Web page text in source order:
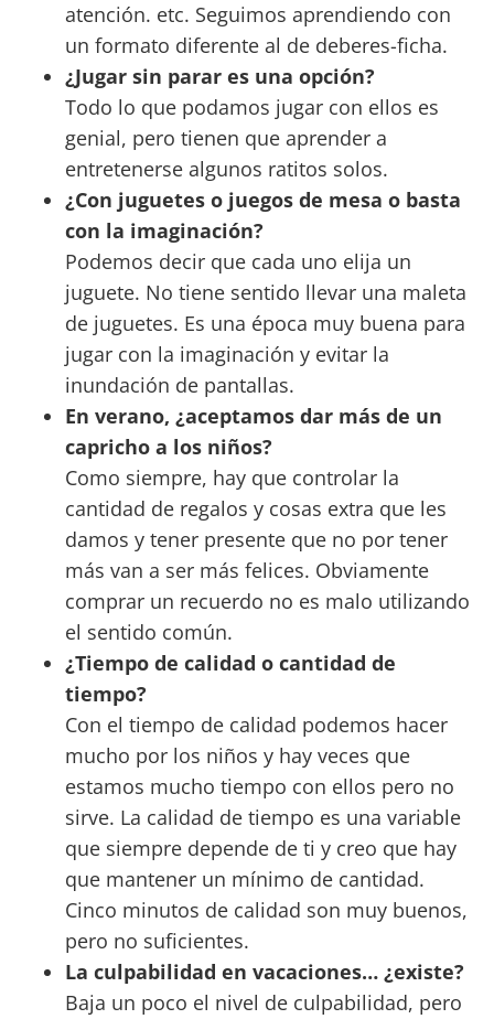
atención. etc. Seguimos aprendiendo con
un formato diferente al de deberes-ficha.
¿Jugar sin parar es una opción?
Todo lo que podamos jugar con ellos es
genial, pero tienen que aprender a
entretenerse algunos ratitos solos.
¿Con juguetes o juegos de mesa o basta
con la imaginación?
Podemos decir que cada uno elija un
juguete. No tiene sentido llevar una maleta
de juguetes. Es una época muy buena para
jugar con la imaginación y evitar la
inundación de pantallas.
En verano, ¿aceptamos dar más de un
capricho a los niños?
Como siempre, hay que controlar la
cantidad de regalos y cosas extra que les
damos y tener presente que no por tener
más van a ser más felices. Obviamente
comprar un recuerdo no es malo utilizando
el sentido común.
¿Tiempo de calidad o cantidad de
tiempo?
Con el tiempo de calidad podemos hacer
mucho por los niños y hay veces que
estamos mucho tiempo con ellos pero no
sirve. La calidad de tiempo es una variable
que siempre depende de ti y creo que hay
que mantener un mínimo de cantidad.
Cinco minutos de calidad son muy buenos,
pero no suficientes.
La culpabilidad en vacaciones… ¿existe?
Baja un poco el nivel de culpabilidad, pero